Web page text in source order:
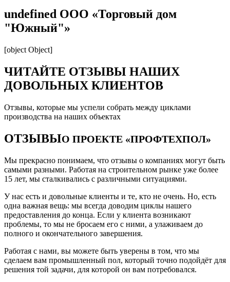
undefined ООО «Торговый дом
"Южный"»
[object Object]
ЧИТАЙТЕ ОТЗЫВЫ НАШИХ
ДОВОЛЬНЫХ КЛИЕНТОВ
Отзывы, которые мы успели собрать между циклами
производства на наших объектах
ОТЗЫВЫО ПРОЕКТЕ «ПРОФТЕХПОЛ»
Мы прекрасно понимаем, что отзывы о компаниях могут быть
самыми разными. Работая на строительном рынке уже более
15 лет, мы сталкивались с различными ситуациями.
У нас есть и довольные клиенты и те, кто не очень. Но, есть
одна важная вещь: мы всегда доводим циклы нашего
предоставления до конца. Если у клиента возникают
проблемы, то мы не бросаем его с ними, а улаживаем до
полного и окончательного завершения.
Работая с нами, вы можете быть уверены в том, что мы
сделаем вам промышленный пол, который точно подойдёт для
решения той задачи, для которой он вам потребовался.